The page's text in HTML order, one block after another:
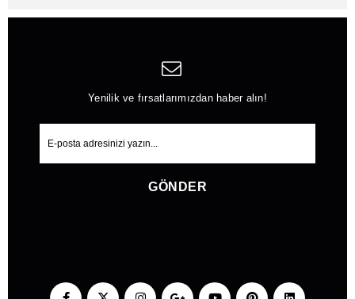
Yenilik ve fırsatlarımızdan haber alın!
GÖNDER